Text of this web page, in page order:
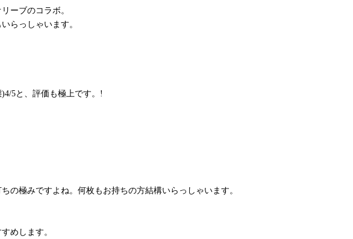
ーブのコラボ。
らっしゃいます。
5と、評価も極上です。!
の極みですよね。何枚もお持ちの方結構いらっしゃいます。
めします。